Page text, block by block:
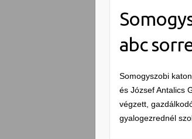
abc
Somogyszobi
és József Antalics
végzett,
gyalogezrednél